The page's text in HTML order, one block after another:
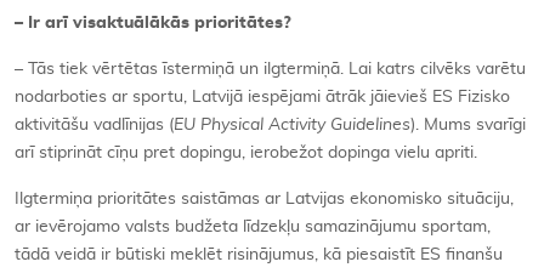
– Ir arī visaktuālākās prioritātes?
– Tās tiek vērtētas īstermiņā un ilgtermiņā. Lai katrs cilvēks varētu
nodarboties ar sportu, Latvijā iespējami ātrāk jāievieš ES Fizisko
aktivitāšu vadlīnijas (EU Physical Activity Guidelines). Mums svarīgi
arī stiprināt cīņu pret dopingu, ierobežot dopinga vielu apriti.
Ilgtermiņa prioritātes saistāmas ar Latvijas ekonomisko situāciju,
ar ievērojamo valsts budžeta līdzekļu samazinājumu sportam,
tādā veidā ir būtiski meklēt risinājumus, kā piesaistīt ES finanšu